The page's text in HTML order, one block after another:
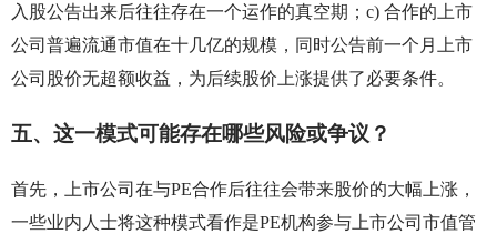
入股公告出来后往往存在一个运作的真空期；c) 合作的上市
公司普遍流通市值在十几亿的规模，同时公告前一个月上市
公司股价无超额收益，为后续股价上涨提供了必要条件。
五、这一模式可能存在哪些风险或争议？
首先，上市公司在与PE合作后往往会带来股价的大幅上涨，
一些业内人士将这种模式看作是PE机构参与上市公司市值管